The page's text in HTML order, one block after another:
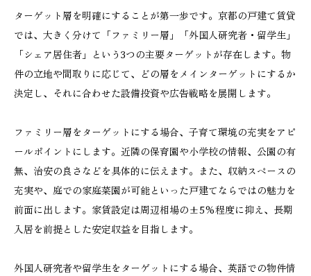
ターゲット層を明確にすることが第一歩です。京都の戸建て賃貸
では、大きく分けて「ファミリー層」「外国人研究者・留学生」
「シェア居住者」という3つの主要ターゲットが存在します。物
件の立地や間取りに応じて、どの層をメインターゲットにするか
決定し、それに合わせた設備投資や広告戦略を展開します。
ファミリー層をターゲットにする場合、子育て環境の充実をアピ
ールポイントにします。近隣の保育園や小学校の情報、公園の有
無、治安の良さなどを具体的に伝えます。また、収納スペースの
充実や、庭での家庭菜園が可能といった戸建てならではの魅力を
前面に出します。家賃設定は周辺相場の±5%程度に抑え、長期
入居を前提とした安定収益を目指します。
外国人研究者や留学生をターゲットにする場合、英語での物件情